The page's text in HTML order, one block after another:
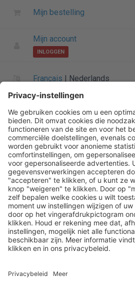
Mijn bestelling
Mijn account
INLOGGEN
Français Nederlands
Informatie over Henry Schein
Algemene startpagina
Startpagina
Siteoverzicht
Privacybeleid
Leveringsvoorwaarden